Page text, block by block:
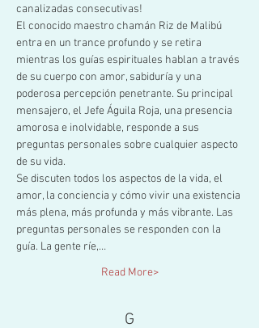
canalizadas consecutivas!
El conocido maestro chamán Riz de Malibú
entra en un trance profundo y se retira
mientras los guías espirituales hablan a través
de su cuerpo con amor, sabiduría y una
poderosa percepción penetrante. Su principal
mensajero, el Jefe Águila Roja, una presencia
amorosa e inolvidable, responde a sus
preguntas personales sobre cualquier aspecto
de su vida.
Se discuten todos los aspectos de la vida, el
amor, la conciencia y cómo vivir una existencia
más plena, más profunda y más vibrante. Las
preguntas personales se responden con la
guía. La gente ríe,…
Read More>
G